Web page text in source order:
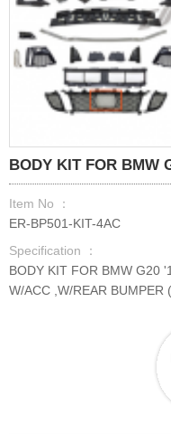
BODY KIT FOR BMW
Item No ：
ER-BP501-KIT-4AC
Specification ：
BODY KIT FOR BMW G20
W/ACC ,W/REAR BUMPER